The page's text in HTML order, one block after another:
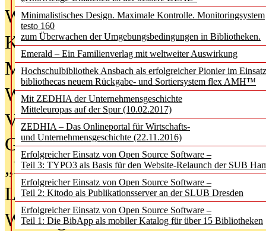
Minimalistisches Design. Maximale Kontrolle. Monitoringsystem
testo 160
zum Überwachen der Umgebungsbedingungen in Bibliotheken.
Emerald – Ein Familienverlag mit weltweiter Auswirkung
Hochschulbibliothek Ansbach als erfolgreicher Pionier im
bibliothecas neuem Rückgabe- und Sortiersystem flex AMH™
Mit ZEDHIA der Unternehmensgeschichte
Mitteleuropas auf der Spur (10.02.2017)
ZEDHIA – Das Onlineportal für Wirtschafts-
und Unternehmensgeschichte (22.11.2016)
Erfolgreicher Einsatz von Open Source Software –
Teil 3: TYPO3 als Basis für den Website-Relaunch der SUB
Erfolgreicher Einsatz von Open Source Software –
Teil 2: Kitodo als Publikationsserver an der SLUB Dresden
Erfolgreicher Einsatz von Open Source Software –
Teil 1: Die BibApp als mobiler Katalog für über 15 Bibliotheken
Was Hochschul­bibliotheken von
Kinder in der digitalen Welt
Metadaten als Infrastruktur
Wenn Bots katalogisieren
Von Abschlusskleidern bis
Geisterjagd-Ausrüstung in der
„Library of Things“ unterwegs
Lesen als Infrastrukturaufgabe
Wie Jugendliche Social Media